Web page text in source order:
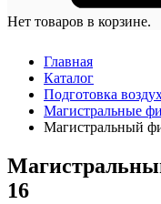
Нет товаров в корзине.
Главная
Каталог
Подготовка
Магистральные
Магистральный
16